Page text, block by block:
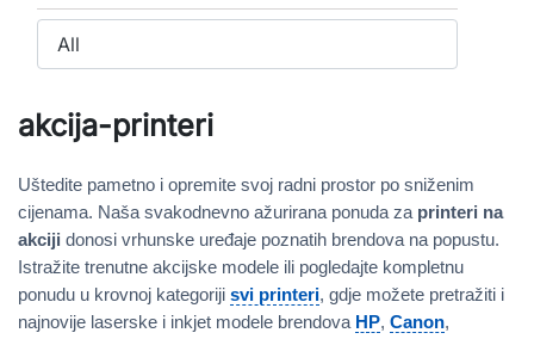
akcija-printeri
Uštedite pametno i opremite svoj radni prostor po sniženim
cijenama. Naša svakodnevno ažurirana ponuda za printeri na
akciji donosi vrhunske uređaje poznatih brendova na popustu.
Istražite trenutne akcijske modele ili pogledajte kompletnu
ponudu u krovnoj kategoriji svi printeri, gdje možete pretražiti i
najnovije laserske i inkjet modele brendova HP, Canon,